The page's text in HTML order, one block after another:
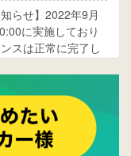
らせ】2022年9月
に実施しており
スは正常に完了し
幅バージョンアッ
ページへ